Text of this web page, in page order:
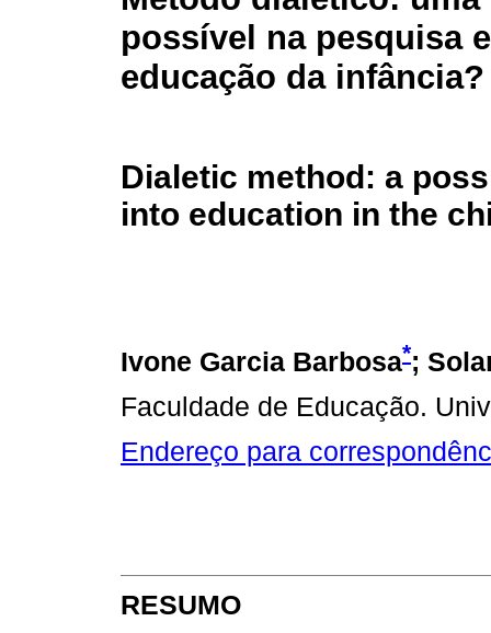
possível na pesquisa
educação da infância?
Dialetic method: a
into education in the
Ivone Garcia Barbosa*;
Faculdade de Educação.
Endereço para
RESUMO